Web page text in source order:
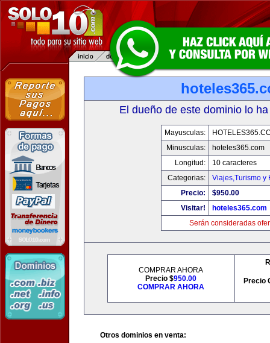
El dueño de este dominio lo
Mayusculas:
Minusculas:
hoteles365.com
Longitud:
10 caracteres
Categorias:
Viajes,Turismo y
Precio:
$950.00
Visitar!
hoteles365.com
Serán consideradas
COMPRAR AHORA
Precio $950.00
COMPRAR AHORA
Precio
Otros dominios en venta: